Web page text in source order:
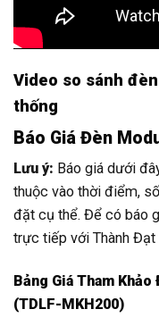
Video so sánh
thống
Báo Giá Đèn
Lưu ý: Báo giá dưới
thuộc vào thời điểm,
đặt cụ thể. Để có báo
trực tiếp với Thành Đạt
Bảng Giá Tham
(TDLF-MKH200)